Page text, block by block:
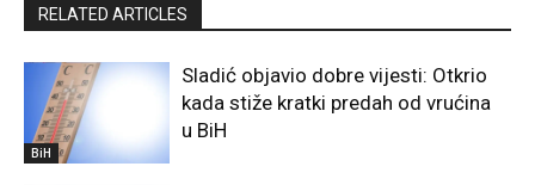
RELATED ARTICLES
BiH
Sladić objavio dobre vijesti: Otkrio
kada stiže kratki predah od vrućina
u BiH